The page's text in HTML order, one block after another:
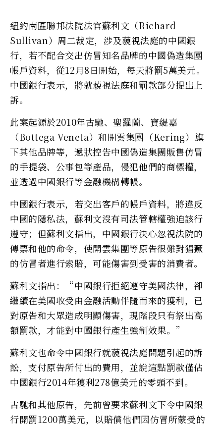
紐約南區聯邦法院法官蘇利文（Richard
Sullivan）周二裁定，涉及藐視法庭的中國銀
行，若不配合交出仿冒知名品牌的中國偽造集團
帳戶資料，從12月8日開始，每天將罰5萬美元。
中國銀行表示，將就藐視法庭和罰款部分提出上
訴。
此案起源於2010年古馳、聖羅蘭、寶緹嘉
（Bottega Veneta）和開雲集團（Kering）旗
下其他品牌等，遞狀控告中國偽造集團販售仿冒
的手提袋、公事包等產品，侵犯他們的商標權，
並透過中國銀行等金融機構轉帳。
中國銀行表示，若交出客戶的帳戶資料，將違反
中國的隱私法，蘇利文沒有司法管轄權強迫該行
遵守；但蘇利文指出，中國銀行決心忽視法院的
傳票和他的命令，使開雲集團等原告很難對猖獗
的仿冒者進行索賠，可能傷害到受害的消費者。
蘇利文指出：“中國銀行拒絕遵守美國法律，卻
繼續在美國收受由金融活動伴隨而來的獲利，已
對原告和大眾造成明顯傷害，現階段只有祭出高
額罰款，才能對中國銀行產生強制效果。”
蘇利文也命令中國銀行就藐視法庭問題引起的訴
訟，支付原告所付出的費用，並說這點罰款僅佔
中國銀行2014年獲利278億美元的零頭不到。
古馳和其他原告，先前曾要求蘇利文下令中國銀
行開罰1200萬美元，以賠償他們因仿冒所蒙受的